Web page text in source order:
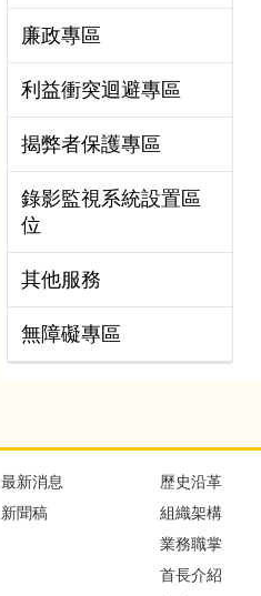
廉政專區
利益衝突迴避專區
揭弊者保護專區
錄影監視系統設置區
位
其他服務
無障礙專區
最新消息
新聞稿
歷史沿革
組織架構
業務職掌
首長介紹